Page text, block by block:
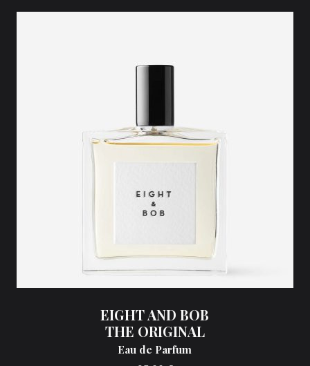
EIGHT AND BOB
THE ORIGINAL
Eau de Parfum